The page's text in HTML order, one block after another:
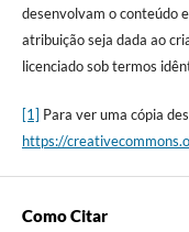
desenvolvam o conteúdo
atribuição seja dada ao
licenciado sob termos
[1] Para ver uma cópia
https://
Como Citar